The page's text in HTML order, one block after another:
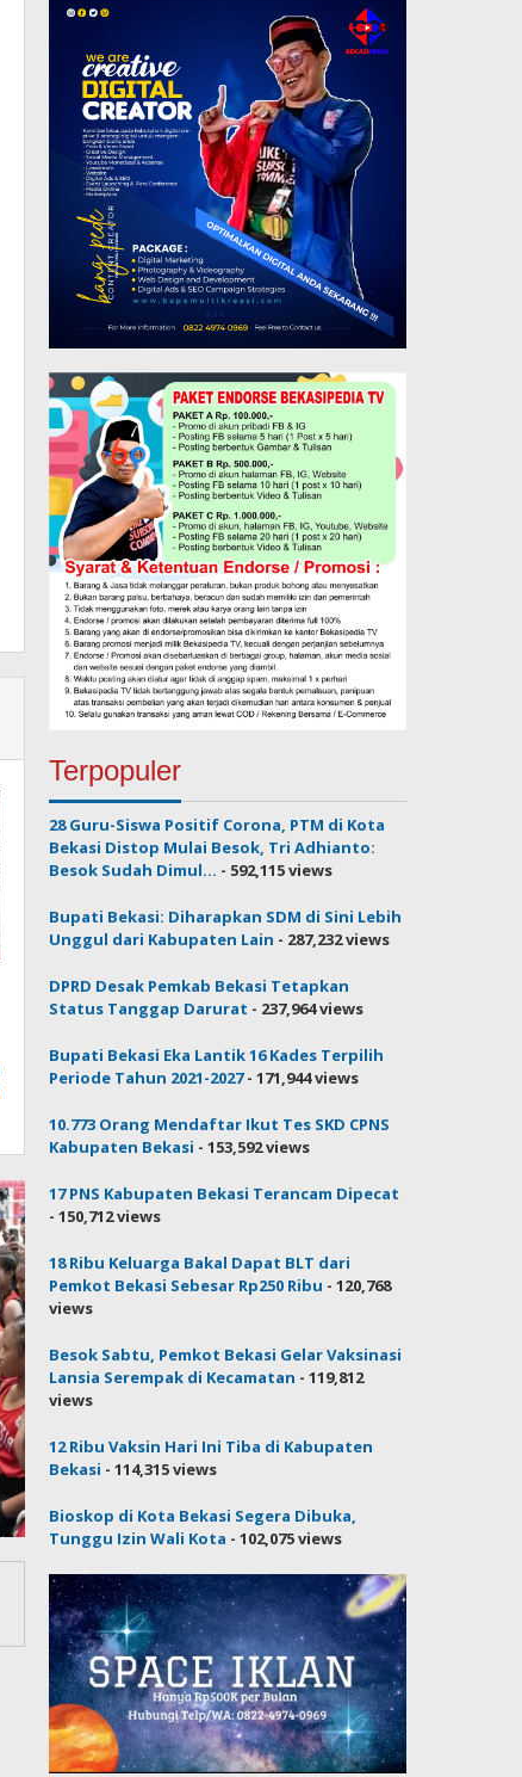
Terpopuler
28 Guru-Siswa Positif Corona, PTM di Kota
Bekasi Distop Mulai Besok, Tri Adhianto:
Besok Sudah Dimul... - 592,115 views
Bupati Bekasi: Diharapkan SDM di Sini Lebih
Unggul dari Kabupaten Lain - 287,232 views
DPRD Desak Pemkab Bekasi Tetapkan
Status Tanggap Darurat - 237,964 views
Bupati Bekasi Eka Lantik 16 Kades Terpilih
Periode Tahun 2021-2027- 171,944 views
10.773 Orang Mendaftar Ikut Tes SKD CPNS
Kabupaten Bekasi - 153,592 views
17 PNS Kabupaten Bekasi Terancam Dipecat
- 150,712 views
18 Ribu Keluarga Bakal Dapat BLT dari
Pemkot Bekasi Sebesar Rp250 Ribu - 120,768
views
Besok Sabtu, Pemkot Bekasi Gelar Vaksinasi
Lansia Serempak di Kecamatan - 119,812
views
12 Ribu Vaksin Hari Ini Tiba di Kabupaten
Bekasi - 114,315 views
Bioskop di Kota Bekasi Segera Dibuka,
Tunggu Izin Wali Kota - 102,075 views